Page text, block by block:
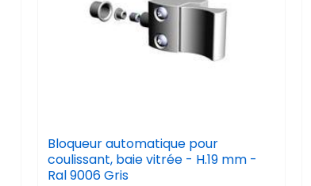
Bloqueur automatique pour
coulissant, baie vitrée - H.19 mm -
Ral 9006 Gris